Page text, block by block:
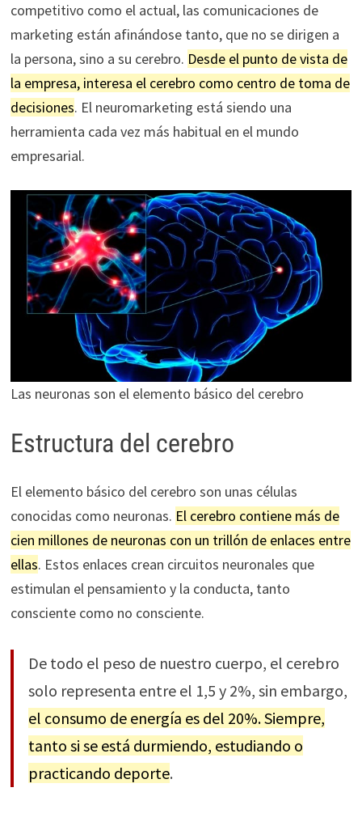
competitivo como el actual, las comunicaciones de
marketing están afinándose tanto, que no se dirigen a
la persona, sino a su cerebro. Desde el punto de vista de
la empresa, interesa el cerebro como centro de toma de
decisiones. El neuromarketing está siendo una
herramienta cada vez más habitual en el mundo
empresarial.
Las neuronas son el elemento básico del cerebro
Estructura del cerebro
El elemento básico del cerebro son unas células
conocidas como neuronas. El cerebro contiene más de
cien millones de neuronas con un trillón de enlaces entre
ellas. Estos enlaces crean circuitos neuronales que
estimulan el pensamiento y la conducta, tanto
consciente como no consciente.
De todo el peso de nuestro cuerpo, el cerebro
solo representa entre el 1,5 y 2%, sin embargo,
el consumo de energía es del 20%. Siempre,
tanto si se está durmiendo, estudiando o
practicando deporte.